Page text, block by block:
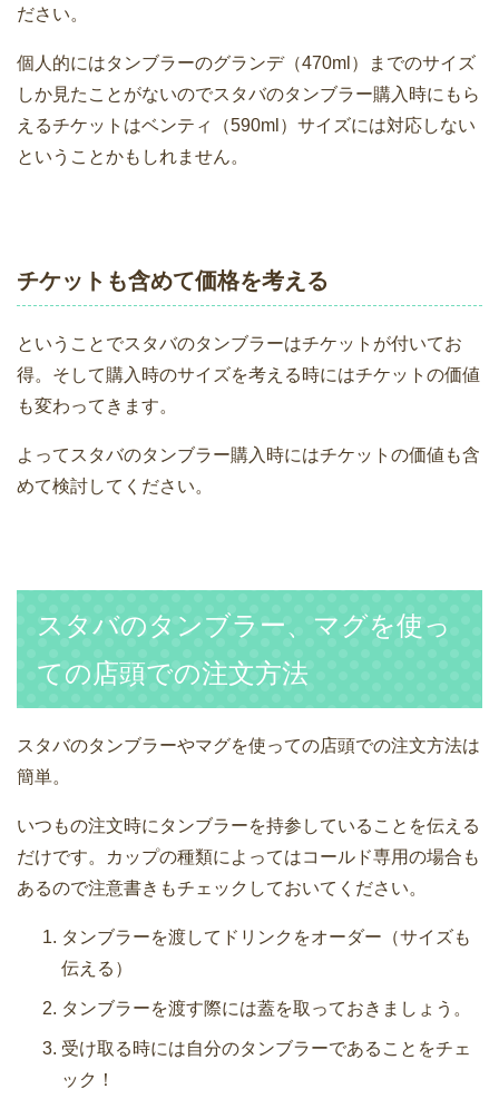
ださい。
個人的にはタンブラーのグランデ（470ml）までのサイズ
しか見たことがないのでスタバのタンブラー購入時にもら
えるチケットはベンティ（590ml）サイズには対応しない
ということかもしれません。
チケットも含めて価格を考える
ということでスタバのタンブラーはチケットが付いてお
得。そして購入時のサイズを考える時にはチケットの価値
も変わってきます。
よってスタバのタンブラー購入時にはチケットの価値も含
めて検討してください。
スタバのタンブラー、マグを使っ
ての店頭での注文方法
スタバのタンブラーやマグを使っての店頭での注文方法は
簡単。
いつもの注文時にタンブラーを持参していることを伝える
だけです。カップの種類によってはコールド専用の場合も
あるので注意書きもチェックしておいてください。
タンブラーを渡してドリンクをオーダー（サイズも
伝える）
タンブラーを渡す際には蓋を取っておきましょう。
受け取る時には自分のタンブラーであることをチェ
ック！